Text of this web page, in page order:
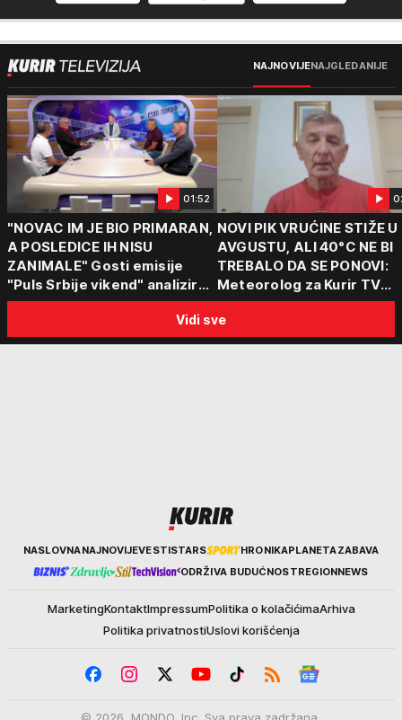
NAJNOVIJENAJGLEDANIJE
01:52
"NOVAC IM JE BIO PRIMARAN,
A POSLEDICE IH NISU
ZANIMALE" Gosti emisije
"Puls Srbije vikend" analizirali
slučajeve koji su potresli
Srbiju: Zločin se ne isplati
NOVI PIK VRUĆINE STIŽE U
AVGUSTU, ALI 40°C NE BI
TREBALO DA SE PONOVI:
Meteorolog za Kurir TV
objasnio šta nas čeka:
za ozbiljne padavine su
Vidi sve
KurirNASLOVNANAJNOVIJEVESTISTARS HRONIKAPLANETAZABAVA
ODRŽIVA BUDUĆNOSTREGIONNEWS
MarketingKontaktImpressumPolitika o kolačićimaArhiva
Politika privatnostiUslovi korišćenja